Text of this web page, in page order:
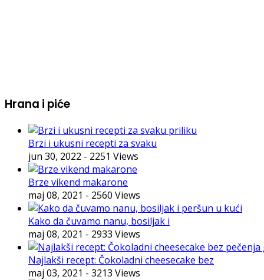
Hrana i piće
Brzi i ukusni recepti za svaku
jun 30, 2022 - 2251 Views
Brze vikend makarone
maj 08, 2021 - 2560 Views
Kako da čuvamo nanu, bosiljak i
maj 08, 2021 - 2933 Views
Najlakši recept: Čokoladni cheesecake bez
maj 03, 2021 - 3213 Views